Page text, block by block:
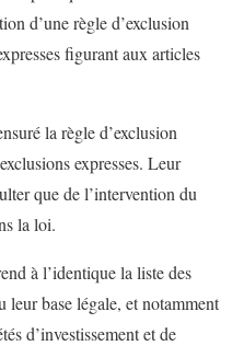
d’une règle d’exclusion
figurant aux articles
la règle d’exclusion
expresses. Leur
que de l’intervention du
la loi.
à l’identique la liste des
leur base légale, et notamment
d’investissement et de